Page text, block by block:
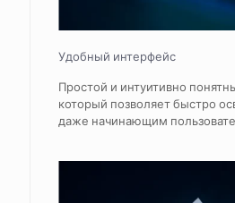
Удобный интерфейс
Простой и интуитивно
который позволяет быстро
даже начинающим